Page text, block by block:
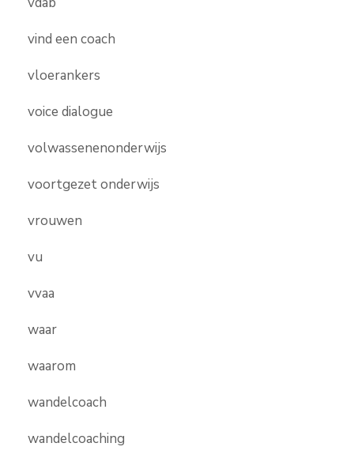
vind een coach
vloerankers
voice dialogue
volwassenenonderwijs
voortgezet onderwijs
vrouwen
vu
vvaa
waar
waarom
wandelcoach
wandelcoaching